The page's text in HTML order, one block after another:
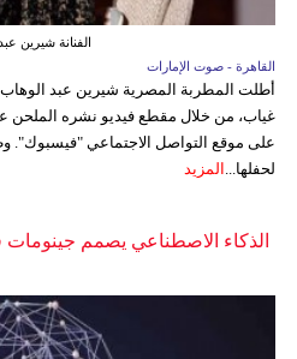
الفنانة شيرين
القاهرة - صوت الإمارات
أطلت المطربة المصرية شيرين عبد
غياب، من خلال مقطع فيديو نشره الملحن
على موقع التواصل الاجتماعي
لحفلها... المزيد
الذكاء الاصطناعي يصمم جينومات